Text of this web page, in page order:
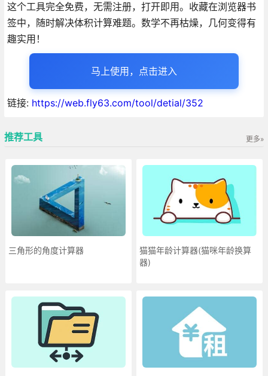
这个工具完全免费，无需注册，打开即用。收藏在浏览器书
签中，随时解决体积计算难题。数学不再枯燥，几何变得有
趣实用！
马上使用，点击进入
链接: https://web.fly63.com/tool/detial/352
推荐工具 更多»
三角形的角度计算器
猫猫年龄计算器(猫咪年龄换算
器)